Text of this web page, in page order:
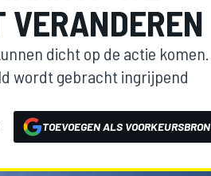
dicht op de actie komen.
wordt gebracht ingrijpend
TOEVOEGEN ALS VOORKEURSBRON